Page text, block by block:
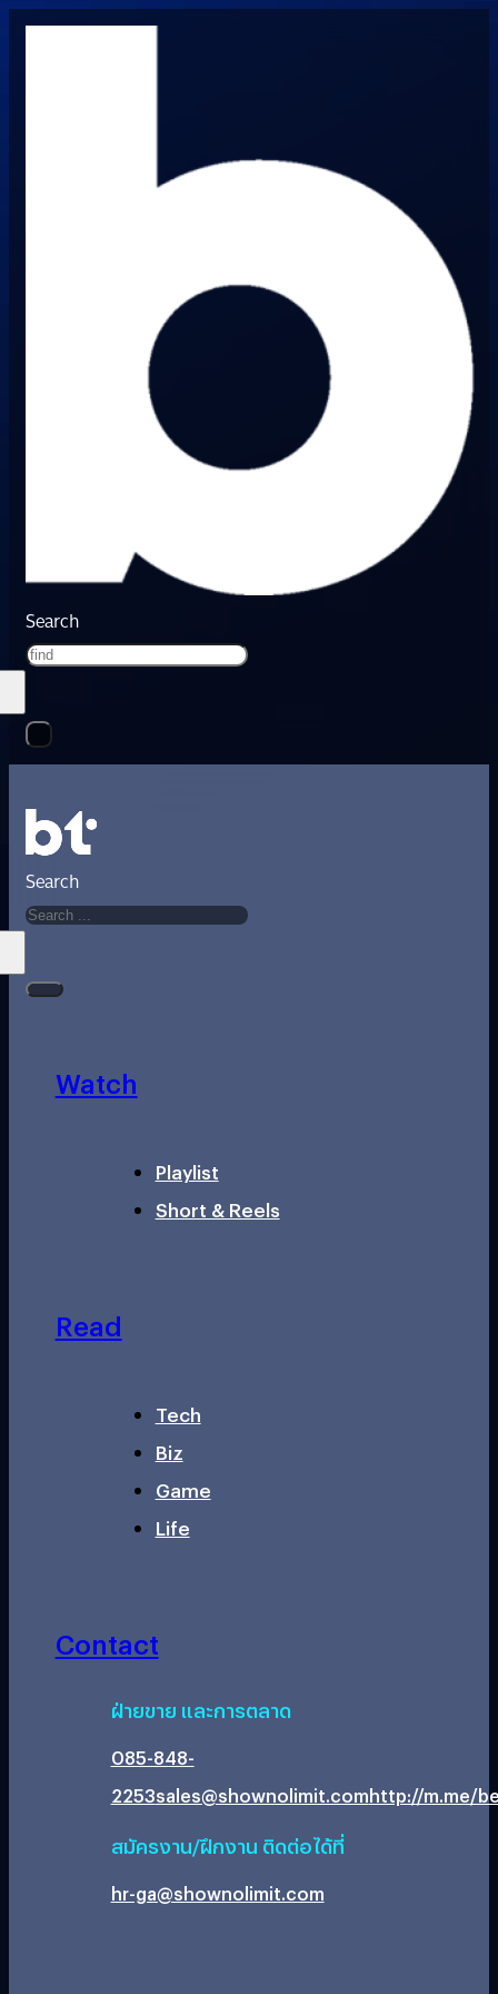
Search
Search
Watch
Playlist
Short & Reels
Read
Tech
Biz
Game
Life
Contact
ฝ่ายขาย และการตลาด
085-848-
2253sales@shownolimit.comhttp://m.me/
สมัครงาน/ฝึกงาน ติดต่อได้ที่
hr-ga@shownolimit.com